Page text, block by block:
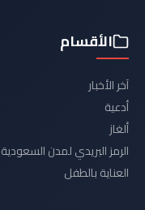
الأقسام
آخر الأخبار
أدعية
ألغاز
الرمز البريدي لمدن السعودية
العناية بالطفل